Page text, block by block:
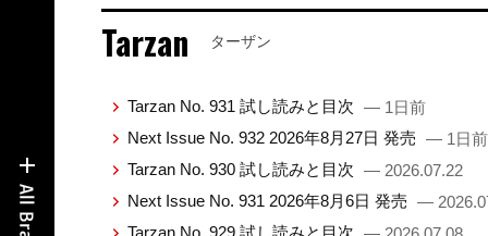
Tarzan ターザン
Tarzan No. 931 試し読みと目次 — 1日前
Next Issue No. 932 2026年8月27日 発売 — 1日前
Tarzan No. 930 試し読みと目次 — 2026.07.22
Next Issue No. 931 2026年8月6日 発売 —
Tarzan No. 929 試し読みと目次